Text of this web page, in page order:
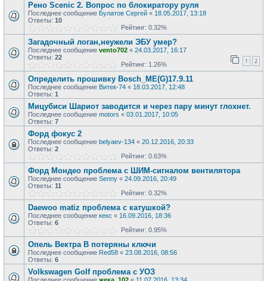
Рено Scenic 2. Вопрос по блокиратору руля
Последнее сообщение Булатов Сергей « 18.05.2017, 13:18
Ответы: 10
Рейтинг: 0.32%
Загадочный логан,неужели ЭБУ умер?
Последнее сообщение vento702 « 24.03.2017, 16:17
Ответы: 22 1 2
Рейтинг: 1.26%
Определить прошивку Bosch_ME(G)17.9.11
Последнее сообщение Витек-74 « 18.03.2017, 12:48
Ответы: 1
Мицубиси Шариот заводится и через пару минут глохнет.
Последнее сообщение motors « 03.01.2017, 10:05
Ответы: 7
Форд фокус 2
Последнее сообщение belyaev-134 « 20.12.2016, 20:33
Ответы: 2
Рейтинг: 0.63%
Форд Мондео проблема с ШИМ-сигналом вентилятора
Последнее сообщение Senny « 24.09.2016, 20:49
Ответы: 11
Рейтинг: 0.32%
Daewoo matiz проблема с катушкой?
Последнее сообщение кекс « 16.09.2016, 18:36
Ответы: 6
Рейтинг: 0.95%
Опель Вектра В потеряны ключи
Последнее сообщение Red58 « 23.08.2016, 08:56
Ответы: 6
Volkswagen Golf проблема с УОЗ